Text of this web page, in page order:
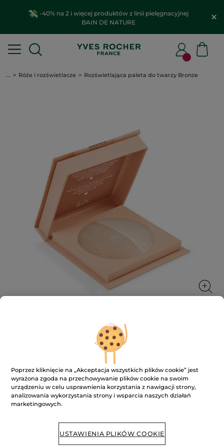
-40% na 2 i więcej produktów z linii pielęgnacyjnej
BAIN DE NATURE
... Róże i rozświetlacze Rozświetlająca paleta do twarzy Bronze
Rozświetlająca paleta do twarzy
Bronze
Spersonalizowana świetlista cera
★★★★★
★★★★★
Brak
ocen
DODAJ RECENZJĘ
Powiadom o dostępności
Poprzez kliknięcie na „Akceptacja wszystkich plików cookie” jest
wyrażona zgoda na przechowywanie plików cookie na swoim
urządzeniu w celu usprawnienia korzystania z nawigacji strony,
analizowania wykorzystania strony i wsparcia naszych działań
marketingowych.
USTAWIENIA PLIKÓW COOKIE